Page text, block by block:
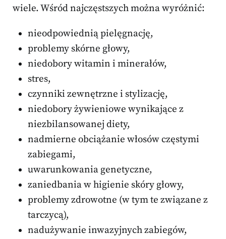
wiele. Wśród najczęstszych można wyróżnić:
nieodpowiednią pielęgnację,
problemy skórne głowy,
niedobory witamin i minerałów,
stres,
czynniki zewnętrzne i stylizację,
niedobory żywieniowe wynikające z
niezbilansowanej diety,
nadmierne obciążanie włosów częstymi
zabiegami,
uwarunkowania genetyczne,
zaniedbania w higienie skóry głowy,
problemy zdrowotne (w tym te związane z
tarczycą),
nadużywanie inwazyjnych zabiegów,